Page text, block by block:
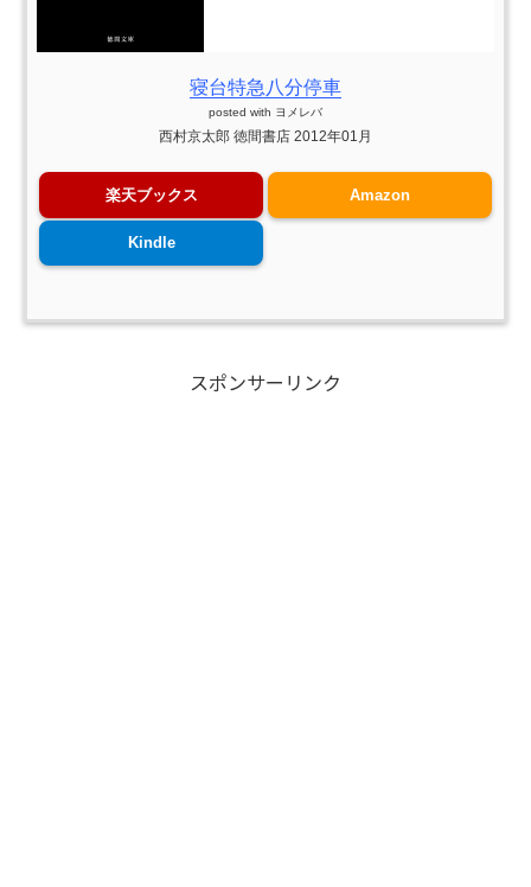
寝台特急八分停車
posted with ヨメレバ
西村京太郎 徳間書店 2012年01月
楽天ブックス Amazon
Kindle
スポンサーリンク